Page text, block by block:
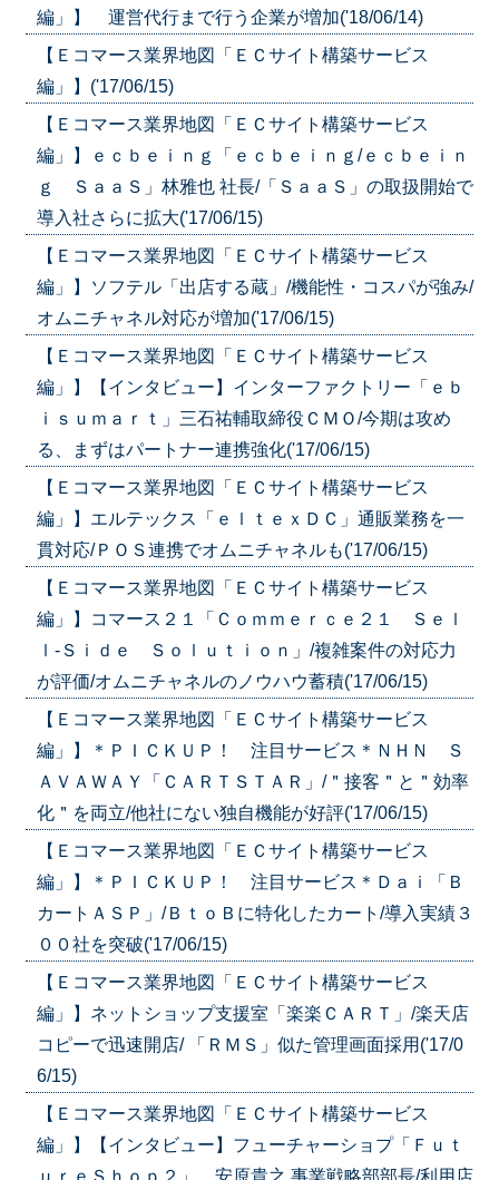
編」】 運営代行まで行う企業が増加('18/06/14)
【Ｅコマース業界地図「ＥＣサイト構築サービス
編」】('17/06/15)
【Ｅコマース業界地図「ＥＣサイト構築サービス
編」】ｅｃｂｅｉｎｇ「ｅｃｂｅｉｎｇ/ｅｃｂｅｉｎ
ｇ ＳａａＳ」林雅也 社長/「ＳａａＳ」の取扱開始で
導入社さらに拡大('17/06/15)
【Ｅコマース業界地図「ＥＣサイト構築サービス
編」】ソフテル「出店する蔵」/機能性・コスパが強み/
オムニチャネル対応が増加('17/06/15)
【Ｅコマース業界地図「ＥＣサイト構築サービス
編」】【インタビュー】インターファクトリー「ｅｂ
ｉｓｕｍａｒｔ」三石祐輔取締役ＣＭＯ/今期は攻め
る、まずはパートナー連携強化('17/06/15)
【Ｅコマース業界地図「ＥＣサイト構築サービス
編」】エルテックス「ｅｌｔｅｘＤＣ」通販業務を一
貫対応/ＰＯＳ連携でオムニチャネルも('17/06/15)
【Ｅコマース業界地図「ＥＣサイト構築サービス
編」】コマース２１「Ｃｏｍｍｅｒｃｅ２１ Ｓｅｌ
ｌ‐Ｓｉｄｅ Ｓｏｌｕｔｉｏｎ」/複雑案件の対応力
が評価/オムニチャネルのノウハウ蓄積('17/06/15)
【Ｅコマース業界地図「ＥＣサイト構築サービス
編」】＊ＰＩＣＫＵＰ！ 注目サービス＊ＮＨＮ Ｓ
ＡＶＡＷＡＹ「ＣＡＲＴＳＴＡＲ」/＂接客＂と＂効率
化＂を両立/他社にない独自機能が好評('17/06/15)
【Ｅコマース業界地図「ＥＣサイト構築サービス
編」】＊ＰＩＣＫＵＰ！ 注目サービス＊Ｄａｉ「Ｂ
カートＡＳＰ」/ＢｔｏＢに特化したカート/導入実績３
００社を突破('17/06/15)
【Ｅコマース業界地図「ＥＣサイト構築サービス
編」】ネットショップ支援室「楽楽ＣＡＲＴ」/楽天店
コピーで迅速開店/ 「ＲＭＳ」似た管理画面採用('17/0
6/15)
【Ｅコマース業界地図「ＥＣサイト構築サービス
編」】【インタビュー】フューチャーショプ「Ｆｕｔ
ｕｒｅＳｈｏｐ２」 安原貴之 事業戦略部部長/利用店